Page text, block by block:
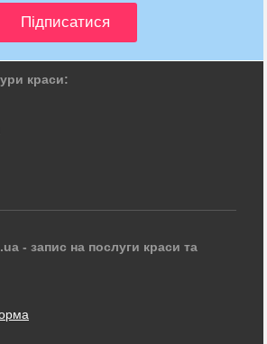
краси:
- запис на послуги краси та